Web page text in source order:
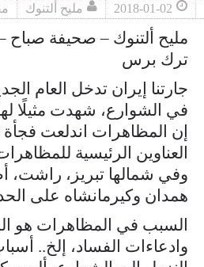
2018-01-02 مليح ألتنوك
مليح ألتنوك – صحيفة صباح
ترك برس
جارتنا إيران تدخل العام
العناوين الرئيسية
وفي شمالها تبريز، راشت،
همدان وكيرمانشاه على
السبب في المظاهرات هو
وادعاءات الفساد، إلخ..